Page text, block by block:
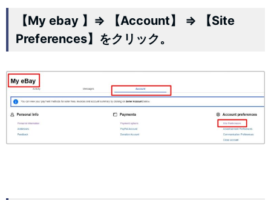
【My ebay 】⇒ 【Account】 ⇒ 【Site
Preferences】をクリック。